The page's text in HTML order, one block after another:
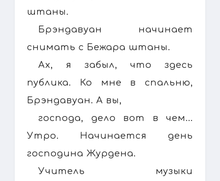
штаны.
Брэндавуан начинает
снимать с Бежара штаны.
Ах, я забыл, что здесь
публика. Ко мне в спальню,
Брэндавуан. А вы,
господа, дело вот в чем...
Утро. Начинается день
господина Журдена.
Учитель музыки